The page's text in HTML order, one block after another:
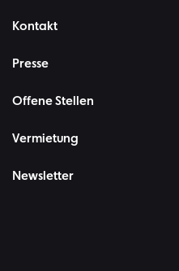
Kontakt
Presse
Offene Stellen
Vermietung
Newsletter